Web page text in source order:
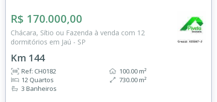
R$ 170.000,00
Chácara, Sítio ou Fazenda à venda com 12
dormitórios em Jaú - SP
Km 144
Ref: CH0182
12 Quartos
3 Banheiros
100.00 m²
730.00 m²